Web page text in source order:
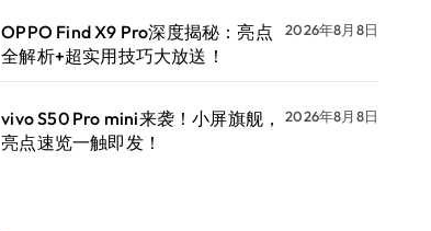
OPPO Find X9 Pro深度揭秘：亮点
全解析+超实用技巧大放送！
2026年8月8日
vivo S50 Pro mini来袭！小屏旗舰，
亮点速览一触即发！
2026年8月8日